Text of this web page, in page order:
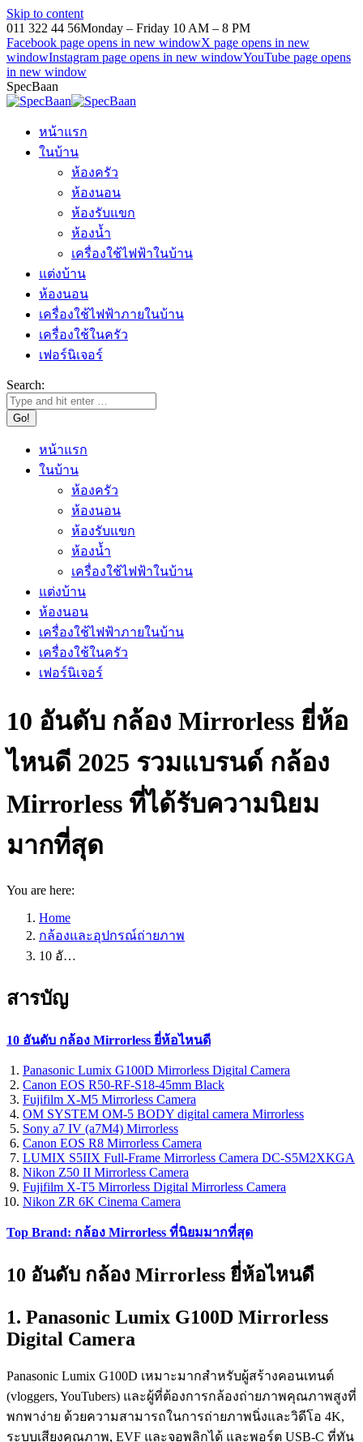
Skip to content
011 322 44 56Monday – Friday 10 AM – 8 PM
Facebook page opens in new windowX page opens in new
windowInstagram page opens in new windowYouTube page opens
in new window
SpecBaan
หน้าแรก
ในบ้าน
ห้องครัว
ห้องนอน
ห้องรับแขก
ห้องน้ำ
เครื่องใช้ไฟฟ้าในบ้าน
แต่งบ้าน
ห้องนอน
เครื่องใช้ไฟฟ้าภายในบ้าน
เครื่องใช้ในครัว
เฟอร์นิเจอร์
Search:
หน้าแรก
ในบ้าน
ห้องครัว
ห้องนอน
ห้องรับแขก
ห้องน้ำ
เครื่องใช้ไฟฟ้าในบ้าน
แต่งบ้าน
ห้องนอน
เครื่องใช้ไฟฟ้าภายในบ้าน
เครื่องใช้ในครัว
เฟอร์นิเจอร์
10 อันดับ กล้อง Mirrorless ยี่ห้อ
ไหนดี 2025 รวมแบรนด์ กล้อง
Mirrorless ที่ได้รับความนิยม
มากที่สุด
You are here:
Home
กล้องและอุปกรณ์ถ่ายภาพ
10 อั…
สารบัญ
10 อันดับ กล้อง Mirrorless ยี่ห้อไหนดี
Panasonic Lumix G100D Mirrorless Digital Camera
Canon EOS R50-RF-S18-45mm Black
Fujifilm X-M5 Mirrorless Camera
OM SYSTEM OM-5 BODY digital camera Mirrorless
Sony a7 IV (a7M4) Mirrorless
Canon EOS R8 Mirrorless Camera
LUMIX S5IIX Full-Frame Mirrorless Camera DC-S5M2XKGA
Nikon Z50 II Mirrorless Camera
Fujifilm X-T5 Mirrorless Digital Mirrorless Camera
Nikon ZR 6K Cinema Camera
Top Brand: กล้อง Mirrorless ที่นิยมมากที่สุด
10 อันดับ กล้อง Mirrorless ยี่ห้อไหนดี
1. Panasonic Lumix G100D Mirrorless
Digital Camera
Panasonic Lumix G100D เหมาะมากสำหรับผู้สร้างคอนเทนต์
(vloggers, YouTubers) และผู้ที่ต้องการกล้องถ่ายภาพคุณภาพสูงที่
พกพาง่าย ด้วยความสามารถในการถ่ายภาพนิ่งและวิดีโอ 4K,
ระบบเสียงคุณภาพ, EVF และจอพลิกได้ และพอร์ต USB-C ที่ทัน